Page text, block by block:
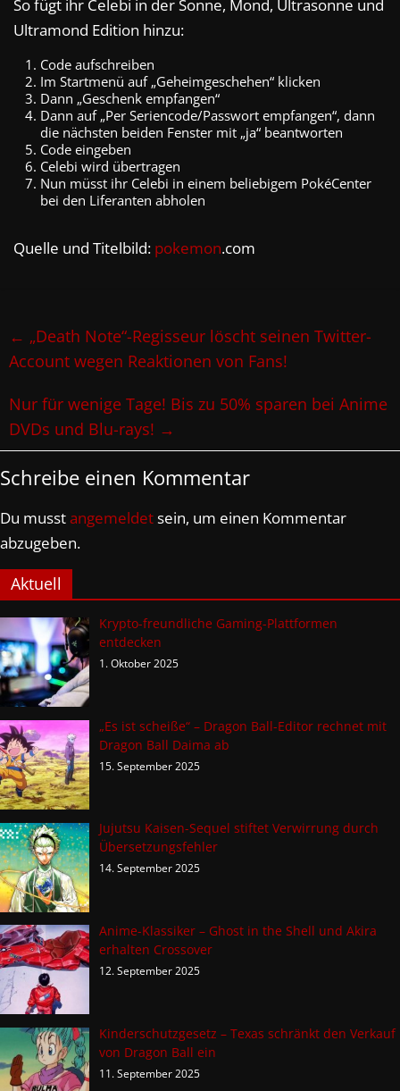
So fügt ihr Celebi in der Sonne, Mond, Ultrasonne und
Ultramond Edition hinzu:
Code aufschreiben
Im Startmenü auf „Geheimgeschehen“ klicken
Dann „Geschenk empfangen“
Dann auf „Per Seriencode/Passwort empfangen“, dann
die nächsten beiden Fenster mit „ja“ beantworten
Code eingeben
Celebi wird übertragen
Nun müsst ihr Celebi in einem beliebigem PokéCenter
bei den Liferanten abholen
Quelle und Titelbild: pokemon.com
← „Death Note“-Regisseur löscht seinen Twitter-
Account wegen Reaktionen von Fans!
Nur für wenige Tage! Bis zu 50% sparen bei Anime
DVDs und Blu-rays! →
Schreibe einen Kommentar
Du musstangemeldetsein, um einen Kommentar
abzugeben.
Aktuell
Krypto-freundliche Gaming-Plattformen
entdecken
1. Oktober 2025
„Es ist scheiße“ – Dragon Ball-Editor rechnet mit
Dragon Ball Daima ab
15. September 2025
Jujutsu Kaisen-Sequel stiftet Verwirrung durch
Übersetzungsfehler
14. September 2025
Anime-Klassiker – Ghost in the Shell und Akira
erhalten Crossover
12. September 2025
Kinderschutzgesetz – Texas schränkt den Verkauf
von Dragon Ball ein
11. September 2025